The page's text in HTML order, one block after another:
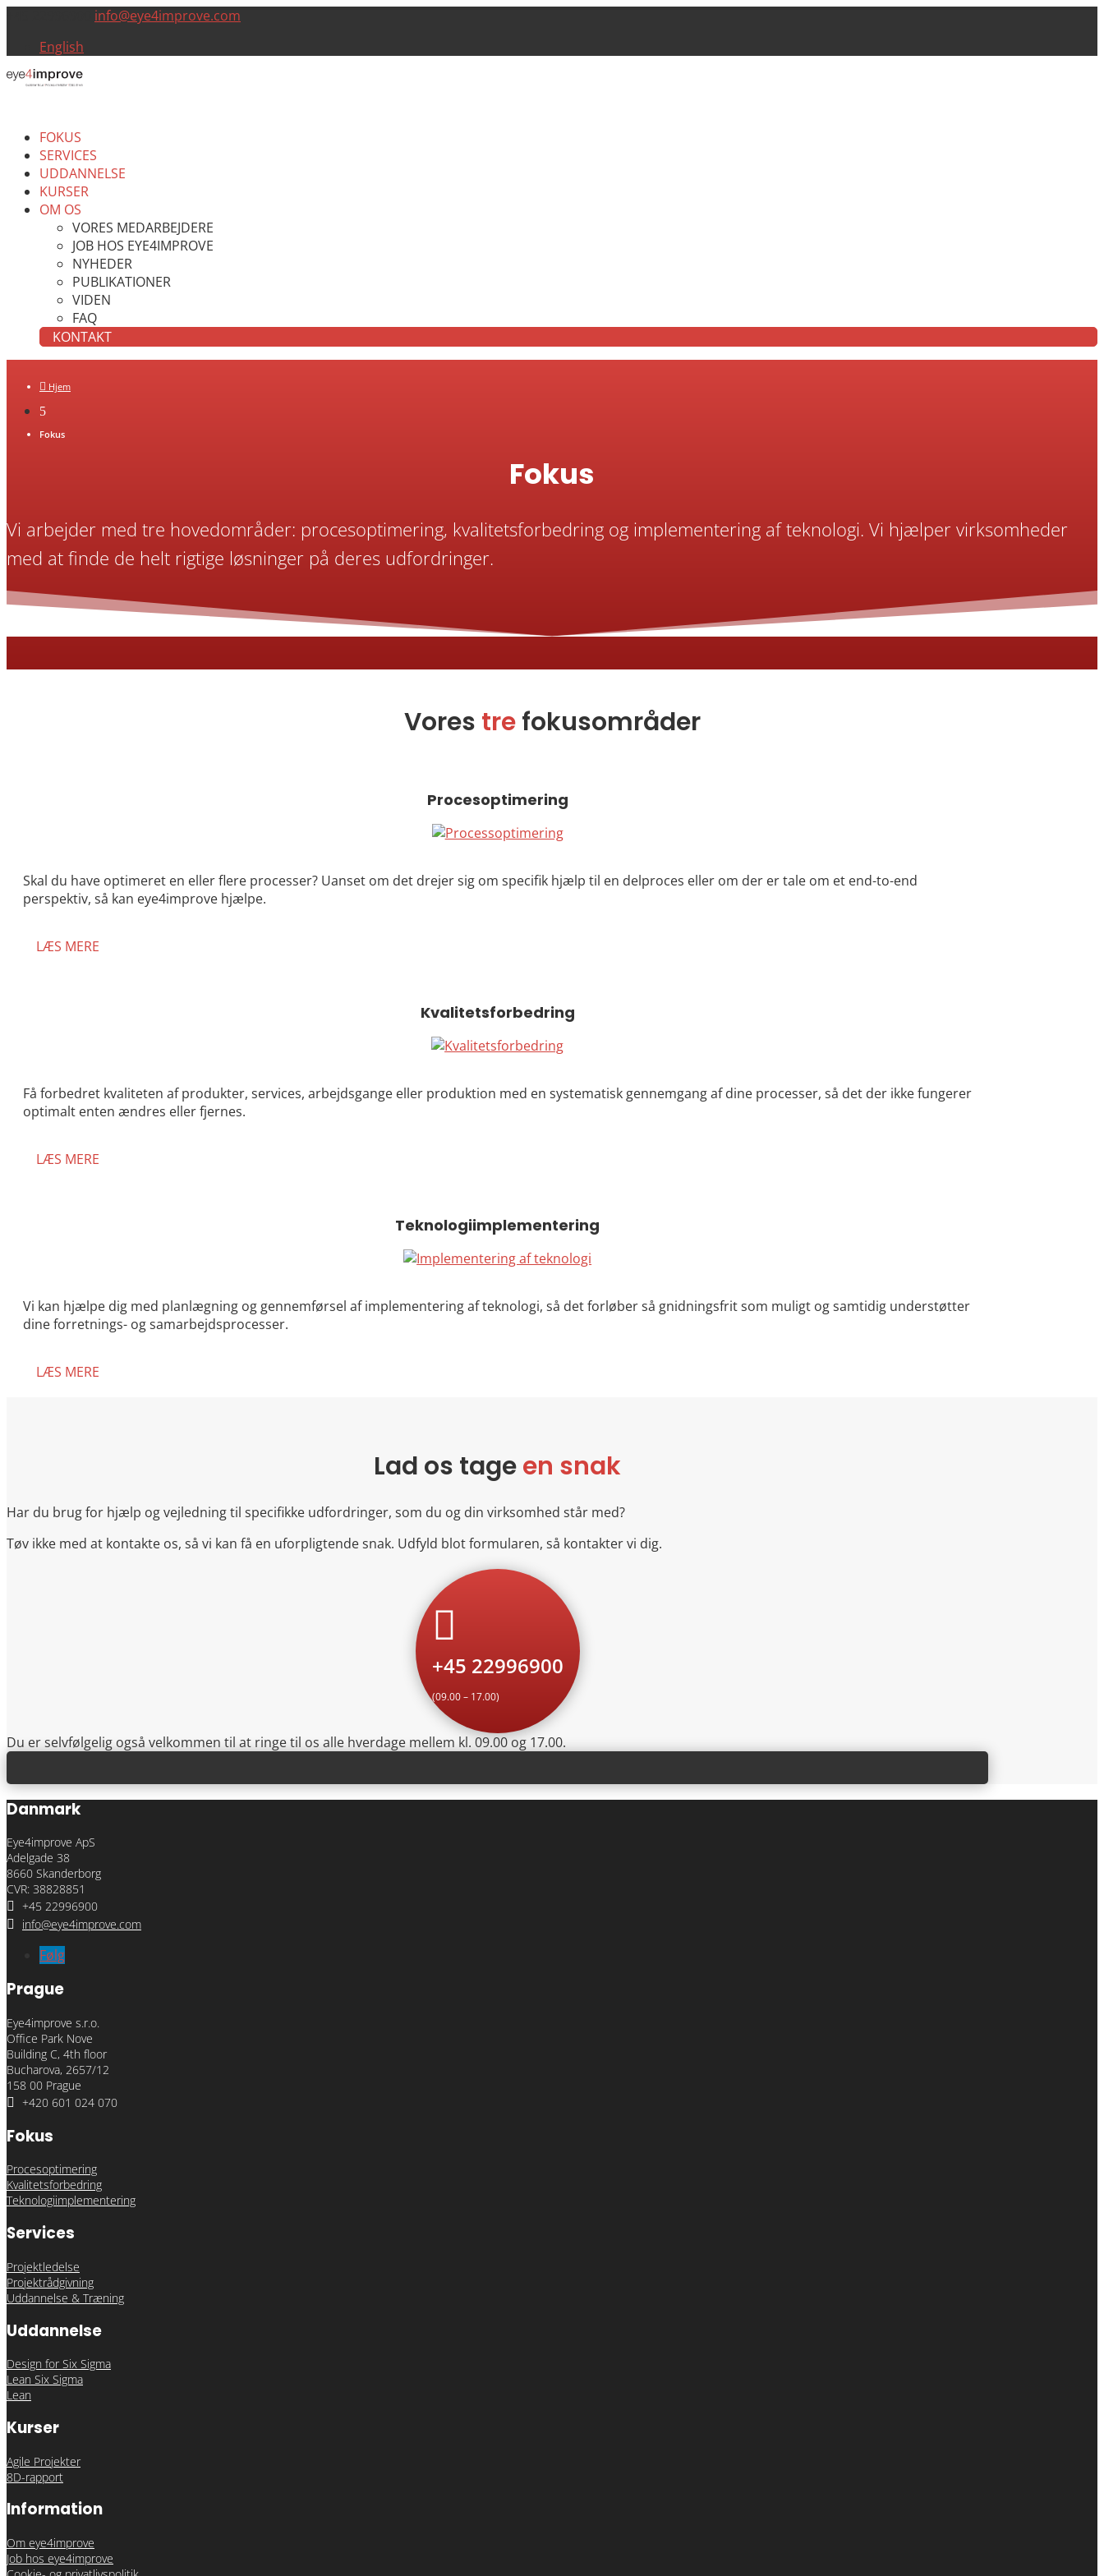
info@eye4improve.com
English
FOKUS
SERVICES
UDDANNELSE
KURSER
OM OS
VORES MEDARBEJDERE
JOB HOS EYE4IMPROVE
NYHEDER
PUBLIKATIONER
VIDEN
FAQ
KONTAKT
 Hjem
5
Fokus
Fokus
Vi arbejder med tre hovedområder: procesoptimering, kvalitetsforbedring og implementering af teknologi. Vi hjælper virksomheder
med at finde de helt rigtige løsninger på deres udfordringer.
Vores trefokusområder
Procesoptimering
Skal du have optimeret en eller flere processer? Uanset om det drejer sig om specifik hjælp til en delproces eller om der er tale om et end-to-end
perspektiv, så kan eye4improve hjælpe.
LÆS MERE
Kvalitetsforbedring
Få forbedret kvaliteten af produkter, services, arbejdsgange eller produktion med en systematisk gennemgang af dine processer, så det der ikke fungerer
optimalt enten ændres eller fjernes.
LÆS MERE
Teknologiimplementering
Vi kan hjælpe dig med planlægning og gennemførsel af implementering af teknologi, så det forløber så gnidningsfrit som muligt og samtidig understøtter
dine forretnings- og samarbejdsprocesser.
LÆS MERE
Lad os tageen snak
Har du brug for hjælp og vejledning til specifikke udfordringer, som du og din virksomhed står med?
Tøv ikke med at kontakte os, så vi kan få en uforpligtende snak. Udfyld blot formularen, så kontakter vi dig.

+45 22996900
(09.00 – 17.00)
Du er selvfølgelig også velkommen til at ringe til os alle hverdage mellem kl. 09.00 og 17.00.
Danmark
Eye4improve ApS
Adelgade 38
8660 Skanderborg
CVR: 38828851
 +45 22996900
 info@eye4improve.com
Følg
Prague
Eye4improve s.r.o.
Office Park Nove
Building C, 4th floor
Bucharova, 2657/12
158 00 Prague
 +420 601 024 070
Fokus
Procesoptimering
Kvalitetsforbedring
Teknologiimplementering
Services
Projektledelse
Projektrådgivning
Uddannelse & Træning
Uddannelse
Design for Six Sigma
Lean Six Sigma
Lean
Kurser
Agile Projekter
8D-rapport
Information
Om eye4improve
Job hos eye4improve